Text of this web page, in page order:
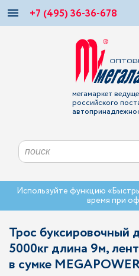
+7 (495) 36-36-678
мегамаркет
российского
Используйте функцию
время при
Трос буксировочный
5000кг длина 9м,
в сумке